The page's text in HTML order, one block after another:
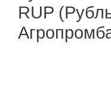
RUP